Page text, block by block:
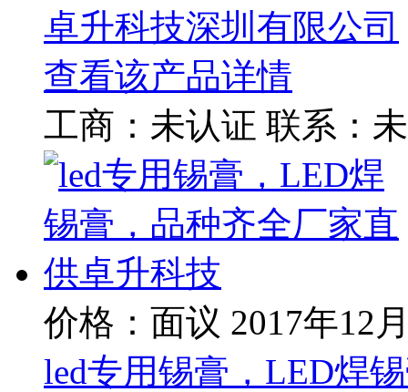
卓升科技深圳有限公司
查看该产品详情
工商： 未认证 联系：
价格：面议 2017年12
led专用锡膏，LED焊